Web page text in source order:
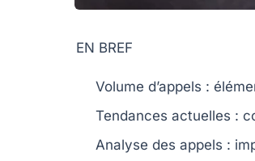
EN BREF
Volume d’appels :
Tendances actuelles :
Analyse des appels :